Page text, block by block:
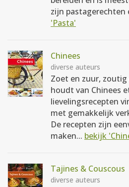
zijn pastagerechten
'Pasta'
Chinees
diverse auteurs
Zoet en zuur,
houdt van Chinees
lievelingsrecepten
met gemakkelijk
De recepten zijn
maken... bekijk
Tajines & Couscous
diverse auteurs